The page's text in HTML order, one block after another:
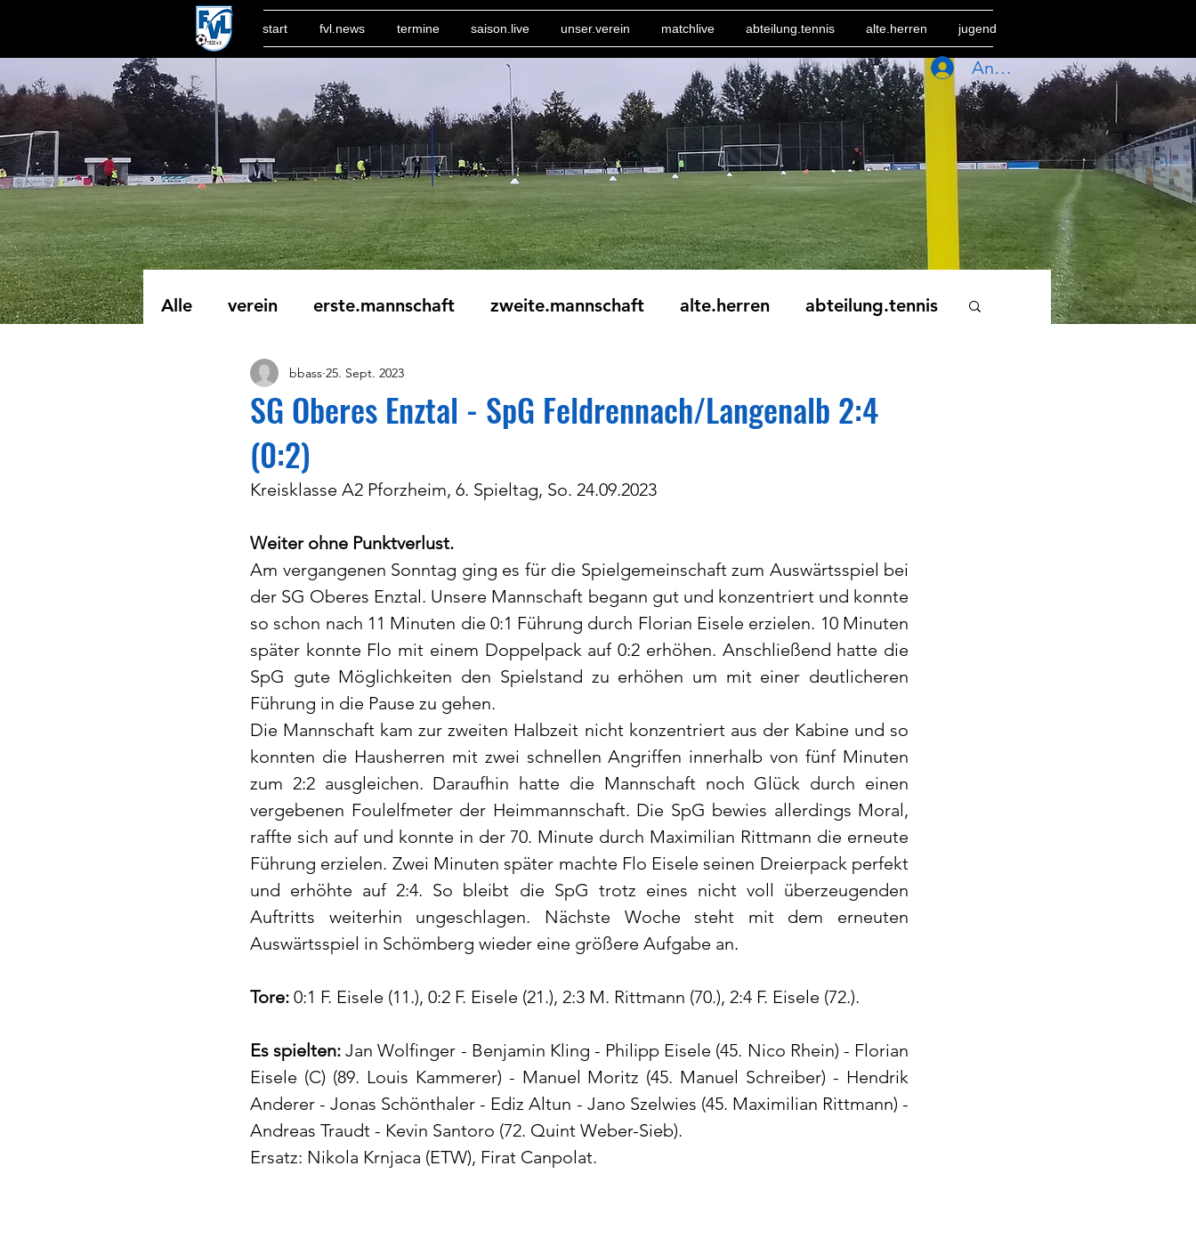
start fvl.news termine saison.live unser.verein matchlive abteilung.tennis alte.herren jugend
Anmelden
Alle verein erste.mannschaft zweite.mannschaft alte.herren abteilung.tennis
SG Oberes Enztal - SpG Feldrennach/Langenalb 2:4
(0:2)
bbass 25. Sept. 2023
Kreisklasse A2 Pforzheim, 6. Spieltag, So. 24.09.2023
Weiter ohne Punktverlust.
Am vergangenen Sonntag ging es für die Spielgemeinschaft zum Auswärtsspiel bei
der SG Oberes Enztal. Unsere Mannschaft begann gut und konzentriert und konnte
so schon nach 11 Minuten die 0:1 Führung durch Florian Eisele erzielen. 10 Minuten
später konnte Flo mit einem Doppelpack auf 0:2 erhöhen. Anschließend hatte die
SpG gute Möglichkeiten den Spielstand zu erhöhen um mit einer deutlicheren
Führung in die Pause zu gehen.
Die Mannschaft kam zur zweiten Halbzeit nicht konzentriert aus der Kabine und so
konnten die Hausherren mit zwei schnellen Angriffen innerhalb von fünf Minuten
zum 2:2 ausgleichen. Daraufhin hatte die Mannschaft noch Glück durch einen
vergebenen Foulelfmeter der Heimmannschaft. Die SpG bewies allerdings Moral,
raffte sich auf und konnte in der 70. Minute durch Maximilian Rittmann die erneute
Führung erzielen. Zwei Minuten später machte Flo Eisele seinen Dreierpack perfekt
und erhöhte auf 2:4. So bleibt die SpG trotz eines nicht voll überzeugenden
Auftritts weiterhin ungeschlagen. Nächste Woche steht mit dem erneuten
Auswärtsspiel in Schömberg wieder eine größere Aufgabe an.
Tore: 0:1 F. Eisele (11.), 0:2 F. Eisele (21.), 2:3 M. Rittmann (70.), 2:4 F. Eisele (72.).
Es spielten: Jan Wolfinger - Benjamin Kling - Philipp Eisele (45. Nico Rhein) - Florian
Eisele (C) (89. Louis Kammerer) - Manuel Moritz (45. Manuel Schreiber) - Hendrik
Anderer - Jonas Schönthaler - Ediz Altun - Jano Szelwies (45. Maximilian Rittmann) -
Andreas Traudt - Kevin Santoro (72. Quint Weber-Sieb).
Ersatz: Nikola Krnjaca (ETW), Firat Canpolat.